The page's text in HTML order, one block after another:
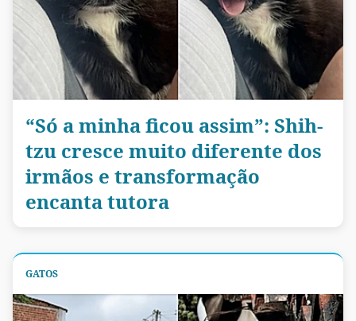
“Só a minha ficou assim”: Shih-
tzu cresce muito diferente dos
irmãos e transformação
encanta tutora
GATOS